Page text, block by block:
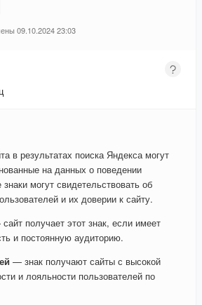
09.10.2024 23:03
в результатах поиска Яндекса могут
на данных о поведении
могут свидетельствовать об
и их доверии к сайту.
получает этот знак, если имеет
и постоянную аудиторию.
— знак получают сайты с высокой
и лояльности пользователей по